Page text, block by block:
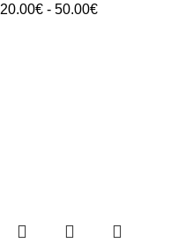
20.00€ - 50.00€Intervalo